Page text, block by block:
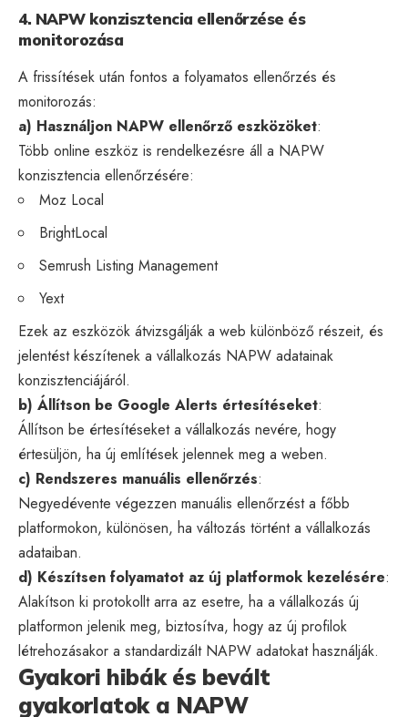
4. NAPW konzisztencia ellenőrzése és
monitorozása
A frissítések után fontos a folyamatos ellenőrzés és
monitorozás:
a) Használjon NAPW ellenőrző eszközöket:
Több online eszköz is rendelkezésre áll a NAPW
konzisztencia ellenőrzésére:
Moz Local
BrightLocal
Semrush Listing Management
Yext
Ezek az eszközök átvizsgálják a web különböző részeit, és
jelentést készítenek a vállalkozás NAPW adatainak
konzisztenciájáról.
b) Állítson be Google Alerts értesítéseket:
Állítson be értesítéseket a vállalkozás nevére, hogy
értesüljön, ha új említések jelennek meg a weben.
c) Rendszeres manuális ellenőrzés:
Negyedévente végezzen manuális ellenőrzést a főbb
platformokon, különösen, ha változás történt a vállalkozás
adataiban.
d) Készítsen folyamatot az új platformok kezelésére:
Alakítson ki protokollt arra az esetre, ha a vállalkozás új
platformon jelenik meg, biztosítva, hogy az új profilok
létrehozásakor a standardizált NAPW adatokat használják.
Gyakori hibák és bevált
gyakorlatok a NAPW